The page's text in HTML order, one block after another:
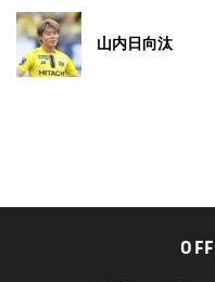
山内日向汰